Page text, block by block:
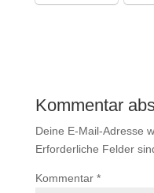
Kommentar
Deine E-Mail-Adresse
Erforderliche Felder
Kommentar *